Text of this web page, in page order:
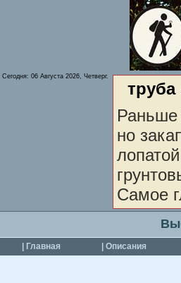
труба
Раньше
но
Самое
Сегодня: 06 Августа 2026, Четверг.
| Главная | Описания